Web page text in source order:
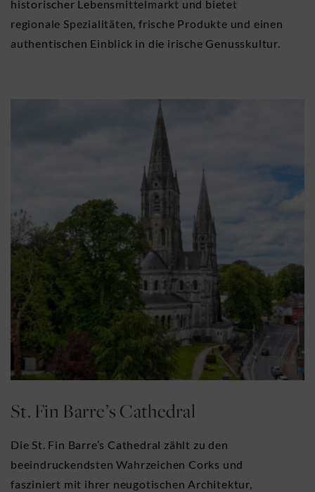
historischer Lebensmittelmarkt und bietet
regionale Spezialitäten, frische Produkte und einen
authentischen Einblick in die irische Genusskultur.
St. Fin Barre’s Cathedral
Die St. Fin Barre’s Cathedral zählt zu den
beeindruckendsten Wahrzeichen Corks und
fasziniert mit ihrer neugotischen Architektur,